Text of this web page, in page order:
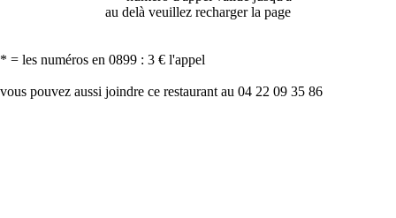
au delà veuillez recharger la page
* = les numéros en 0899 : 3 € l'appel
vous pouvez aussi joindre ce restaurant au 04 22 09 35 86